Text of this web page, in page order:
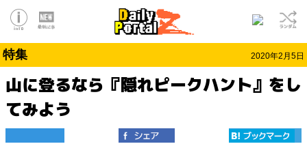
特集 2020年2月5日
山に登るなら『隠れピークハント』をし
てみよう